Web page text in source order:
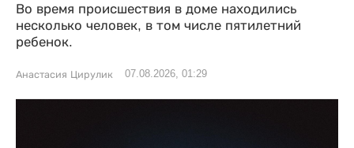
Во время происшествия в доме находились
несколько человек, в том числе пятилетний
ребенок.
Анастасия Цирулик 07.08.2026, 01:29